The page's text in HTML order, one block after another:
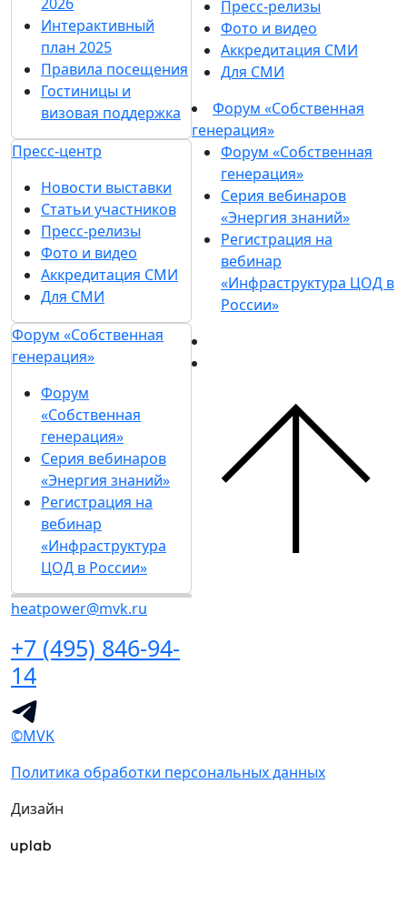
Интерактивный
план 2025
Правила посещения
Гостиницы и
визовая поддержка
Пресс-центр
Новости выставки
Статьи участников
Пресс-релизы
Фото и видео
Аккредитация СМИ
Для СМИ
Форум «Собственная
генерация»
Форум
«Собственная
генерация»
Серия вебинаров
«Энергия знаний»
Регистрация на
вебинар
«Инфраструктура
ЦОД в России»
heatpower@mvk.ru
+7 (495) 846-94-
14
Пресс-релизы
Фото и видео
Аккредитация СМИ
Для СМИ
Форум «Собственная
генерация»
Форум «Собственная
генерация»
Серия вебинаров
«Энергия знаний»
Регистрация на
вебинар
«Инфраструктура ЦОД в
России»
©MVK
Политика обработки персональных данных
Дизайн